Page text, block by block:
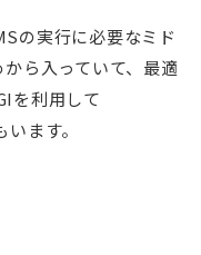
の実行に必要なミド
ら入っていて、最適
を利用して
ます。